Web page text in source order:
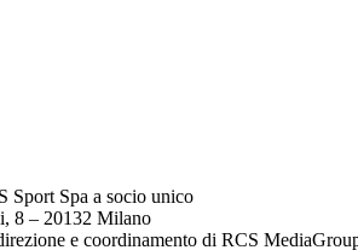
Spa a socio unico
8 – 20132 Milano
e coordinamento di RCS